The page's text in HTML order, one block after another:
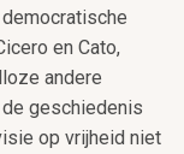
en Cato,
andere
geschiedenis
op vrijheid niet